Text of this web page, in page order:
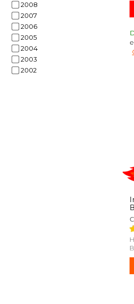
2008
2007
2006
2005
2004
2003
2002